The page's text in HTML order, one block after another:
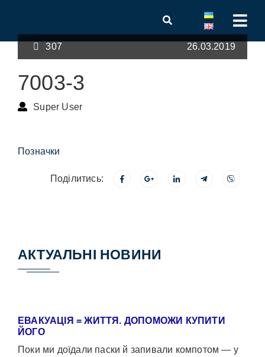
307 26.03.2019
7003-3
Super User
Позначки
Поділитись:
АКТУАЛЬНІ НОВИНИ
ЕВАКУАЦІЯ = ЖИТТЯ. ДОПОМОЖИ КУПИТИ
ЙОГО
Поки ми доїдали паски й запивали компотом — у